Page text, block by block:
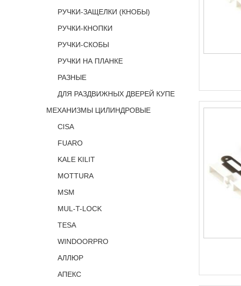
РУЧКИ-ЗАЩЕЛКИ (КНОБЫ)
РУЧКИ-КНОПКИ
РУЧКИ-СКОБЫ
РУЧКИ НА ПЛАНКЕ
РАЗНЫЕ
ДЛЯ РАЗДВИЖНЫХ ДВЕРЕЙ КУПЕ
МЕХАНИЗМЫ ЦИЛИНДРОВЫЕ
CISA
FUARO
KALE KILIT
MOTTURA
MSM
MUL-T-LOCK
TESA
WINDOORPRO
АЛЛЮР
АПЕКС